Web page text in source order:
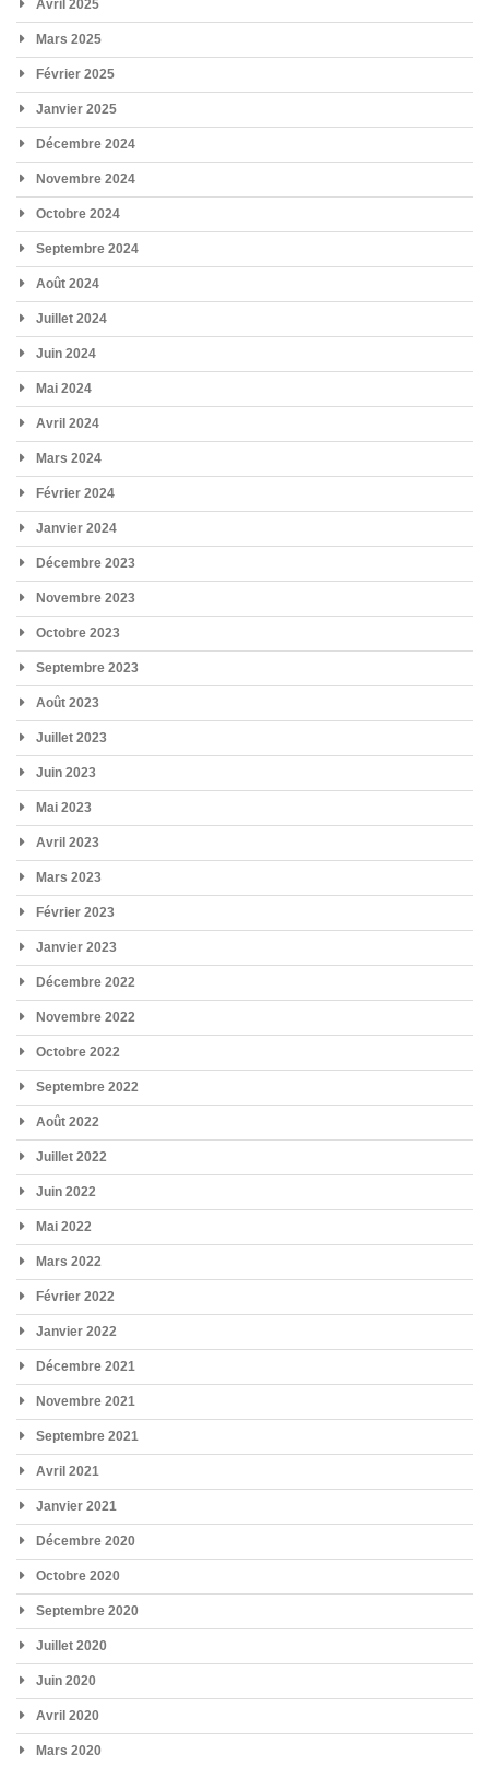
Avril 2025
Mars 2025
Février 2025
Janvier 2025
Décembre 2024
Novembre 2024
Octobre 2024
Septembre 2024
Août 2024
Juillet 2024
Juin 2024
Mai 2024
Avril 2024
Mars 2024
Février 2024
Janvier 2024
Décembre 2023
Novembre 2023
Octobre 2023
Septembre 2023
Août 2023
Juillet 2023
Juin 2023
Mai 2023
Avril 2023
Mars 2023
Février 2023
Janvier 2023
Décembre 2022
Novembre 2022
Octobre 2022
Septembre 2022
Août 2022
Juillet 2022
Juin 2022
Mai 2022
Mars 2022
Février 2022
Janvier 2022
Décembre 2021
Novembre 2021
Septembre 2021
Avril 2021
Janvier 2021
Décembre 2020
Octobre 2020
Septembre 2020
Juillet 2020
Juin 2020
Avril 2020
Mars 2020